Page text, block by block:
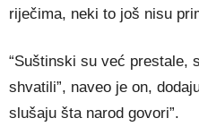
riječima, neki to još nisu
“Suštinski su već prestale,
shvatili”, naveo je on,
slušaju šta narod govori”.